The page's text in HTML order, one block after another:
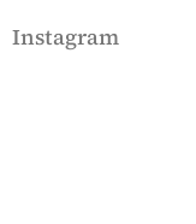
Instagram